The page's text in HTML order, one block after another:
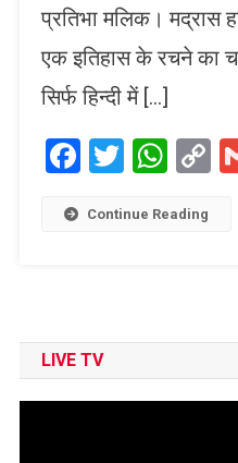
प्रतिभा मलिक। मद्रास
एक इतिहास के रचने का
सिर्फ हिन्दी में […]
Facebook
Twitter
Continue Reading
LIVE TV